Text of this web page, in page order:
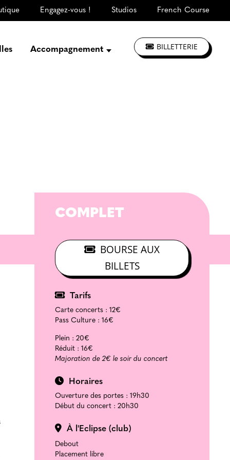
Engagez-vous ! Studios French Course
Accompagnement BILLETTERIE
COMPLET
BOURSE AUX
BILLETS
Tarifs
Carte concerts : 12€
Pass Culture : 16€
Plein : 20€
Réduit : 16€
Majoration de 2€ le soir du concert
Horaires
Ouverture des portes : 19h30
Début du concert : 20h30
À l'Eclipse (club)
Debout
Placement libre